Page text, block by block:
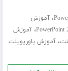
،آموزش
،آموزش
،آموزش پاورپوینت